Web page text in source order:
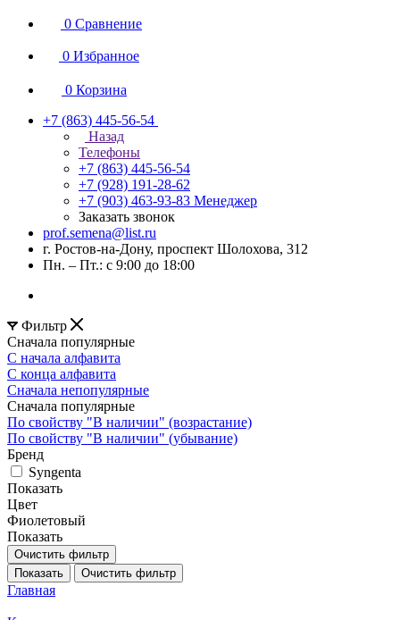
0 Сравнение
0 Избранное
0 Корзина
+7 (863) 445-56-54
Назад
Телефоны
+7 (863) 445-56-54
+7 (928) 191-28-62
+7 (903) 463-93-83 Менеджер
Заказать звонок
prof.semena@list.ru
г. Ростов-на-Дону, проспект Шолохова, 312
Пн. – Пт.: с 9:00 до 18:00
Фильтр
Сначала популярные
С начала алфавита
С конца алфавита
Сначала непопулярные
Сначала популярные
По свойству "В наличии" (возрастание)
По свойству "В наличии" (убывание)
Бренд
Syngenta
Показать
Цвет
Фиолетовый
Показать
Очистить фильтр
Показать
Очистить фильтр
Главная